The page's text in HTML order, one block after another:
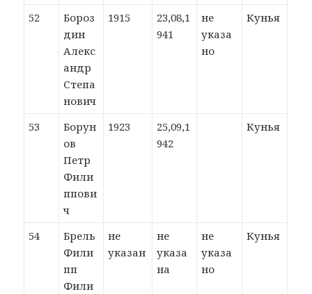
52
Бороз
дин
Алекс
андр
Степа
нович
1915
23,08,1
941
не
указа
но
Кунья
53
Борун
ов
Петр
Фили
ппови
ч
1923
25,09,1
942
Кунья
54
Брель
Фили
пп
Фили
не
указан
не
указа
на
не
указа
но
Кунья